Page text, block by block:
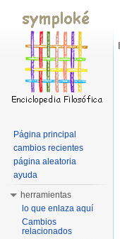
Página principal
cambios recientes
página aleatoria
ayuda
herramientas
lo que enlaza aquí
Cambios
relacionados